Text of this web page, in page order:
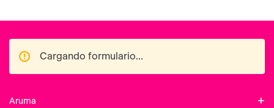
Cargando formulario...
Aruma +